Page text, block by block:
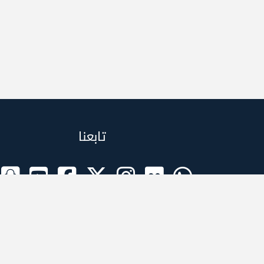
تابعنا